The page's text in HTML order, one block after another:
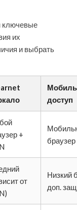
ключевые
их
и выбрать
доступ
+
браузер
от
Низкий
доп.